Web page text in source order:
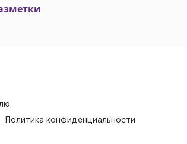
Политика конфиденциальности